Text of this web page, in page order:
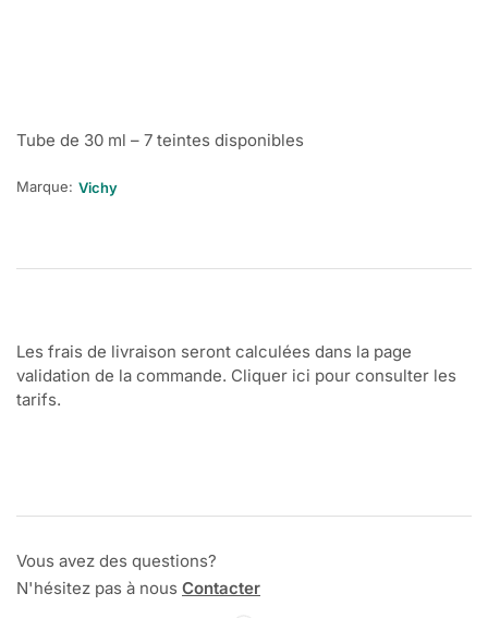
Tube de 30 ml – 7 teintes disponibles
Marque: Vichy
Les frais de livraison seront calculées dans la page
validation de la commande. Cliquer ici pour consulter les
tarifs.
Vous avez des questions?
N'hésitez pas à nous Contacter